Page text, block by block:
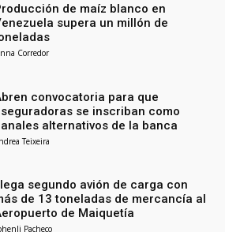
de maíz blanco en
supera un millón de
Corredor
convocatoria para que
se inscriban como
alternativos de la banca
Teixeira
segundo avión de carga con
de 13 toneladas de mercancía al
de Maiquetía
Pacheco